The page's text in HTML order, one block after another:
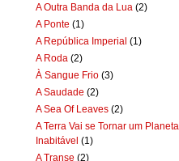
A Outra Banda da Lua (2)
A Ponte (1)
A República Imperial (1)
A Roda (2)
À Sangue Frio (3)
A Saudade (2)
A Sea Of Leaves (2)
A Terra Vai se Tornar um Planeta
Inabitável (1)
A Transe (2)